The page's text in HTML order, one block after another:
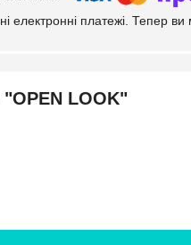
електронні платежі. Тепер
LOOK"